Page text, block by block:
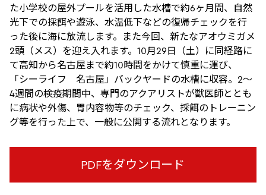
た小学校の屋外プールを活用した水槽で約6ヶ月間、自然
光下での採餌や遊泳、水温低下などの復帰チェックを行
った後に海に放流します。また今回、新たなアオウミガメ
2頭（メス）を迎え入れます。10月29日（土）に同経路に
て高知から名古屋まで約10時間をかけて慎重に運び、
「シーライフ 名古屋」バックヤードの水槽に収容。2～
4週間の検疫期間中、専門のアクアリストが獣医師ととも
に病状や外傷、胃内容物等のチェック、採餌のトレーニン
グ等を行った上で、一般に公開する流れとなります。
PDFをダウンロード